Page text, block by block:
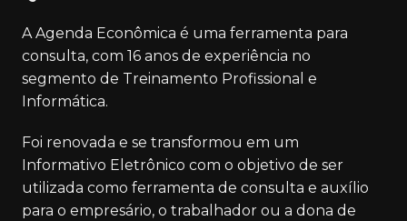
A Agenda Econômica é uma ferramenta para
consulta, com 16 anos de experiência no
segmento de Treinamento Profissional e
Informática.
Foi renovada e se transformou em um
Informativo Eletrônico com o objetivo de ser
utilizada como ferramenta de consulta e auxílio
para o empresário, o trabalhador ou a dona de